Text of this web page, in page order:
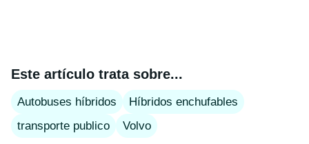
Este artículo trata sobre...
Autobuses híbridos
Híbridos enchufables
transporte publico
Volvo